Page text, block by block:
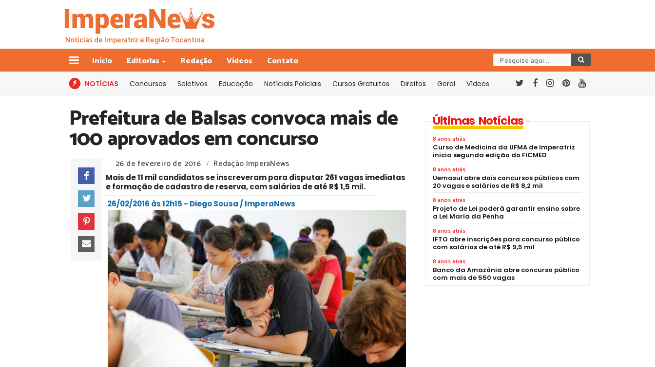
Notícias de Imperatriz e Região Tocantina
Início Editorias Redação Vídeos Contato
NOTÍCIAS Concursos Seletivos Educação Notíciais Policiais Cursos Gratuitos Direitos Geral Vídeos
Prefeitura de Balsas convoca mais de
100 aprovados em concurso
26 de fevereiro de 2016 / Redação ImperaNews
Mais de 11 mil candidatos se inscreveram para disputar 261 vagas imediatas
e formação de cadastro de reserva, com salários de até R$ 1,5 mil.
26/02/2016 às 12h15 - Diego Sousa / ImperaNews
Últimas Notícias
8 anos atrás
Curso de Medicina da UFMA de Imperatriz
inicia segunda edição do FICMED
8 anos atrás
Uemasul abre dois concursos públicos com
20 vagas e salários de R$ 8,2 mil
8 anos atrás
Projeto de Lei poderá garantir ensino sobre
a Lei Maria da Penha
8 anos atrás
IFTO abre inscrições para concurso público
com salários de até R$ 9,5 mil
8 anos atrás
Banco da Amazônia abre concurso público
com mais de 550 vagas